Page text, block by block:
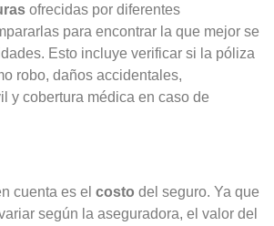
ofrecidas por diferentes
para encontrar la que mejor se
Esto incluye verificar si la póliza
robo, daños accidentales,
y cobertura médica en caso de
cuenta es el costo del seguro. Ya que
según la aseguradora, el valor del